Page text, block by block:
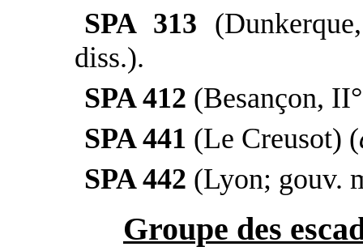
SPA 313
diss.).
SPA 412 (Besançon,
SPA 441 (Le Creusot) (
SPA 442 (Lyon; gouv.
Groupe des